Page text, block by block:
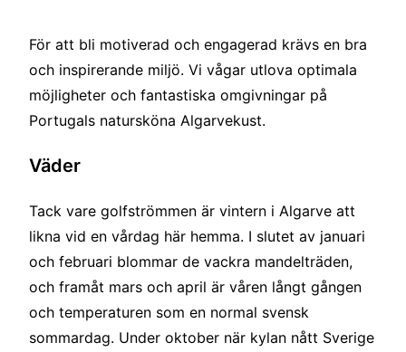
För att bli motiverad och engagerad krävs en bra
och inspirerande miljö. Vi vågar utlova optimala
möjligheter och fantastiska omgivningar på
Portugals natursköna Algarvekust.
Väder
Tack vare golfströmmen är vintern i Algarve att
likna vid en vårdag här hemma. I slutet av januari
och februari blommar de vackra mandelträden,
och framåt mars och april är våren långt gången
och temperaturen som en normal svensk
sommardag. Under oktober när kylan nått Sverige